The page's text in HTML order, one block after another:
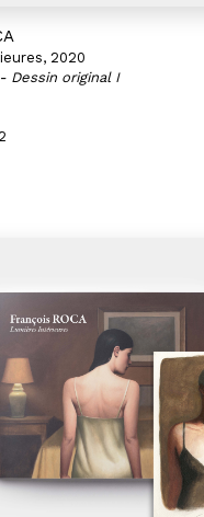
2020
Dessin original I